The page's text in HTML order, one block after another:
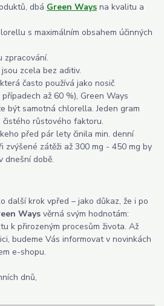
dbá Green Ways na kvalitu a
s maximálním obsahem účinných
zpracování.
zcela bez aditiv.
často používá jako nosič
až 60 %), Green Ways
být samotná chlorella. Jeden gram
čistého růstového faktoru.
před pár lety činila min. denní
zvýšené zátěži až 300 mg - 450 mg by
dnešní době.
další krok vpřed – jako důkaz, že i po
Ways věrná svým hodnotám:
k přirozeným procesům života. Až
budeme Vás informovat v novinkách
e-shopu.
dnů,